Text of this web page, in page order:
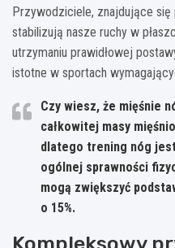
Przywodziciele, znajdujące
stabilizują nasze ruchy w
utrzymaniu prawidłowej
istotne w sportach
Czy wiesz, że mięśnie
całkowitej masy
dlatego trening nóg
ogólnej sprawności
mogą zwiększyć
o 15%.